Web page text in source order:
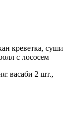
креветка, суши
с лососем
васаби 2 шт.,